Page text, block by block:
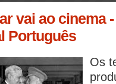
vai ao cinema
Português
Os